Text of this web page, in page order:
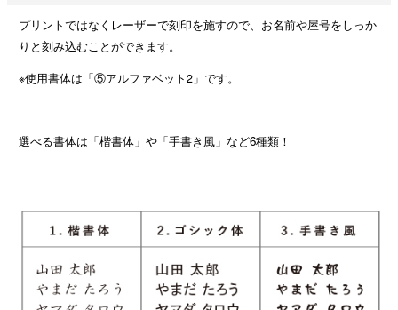
プリントではなくレーザーで刻印を施すので、お名前や屋号をしっか
りと刻み込むことができます。
※使用書体は「⑤アルファベット2」です。
選べる書体は「楷書体」や「手書き風」など6種類！